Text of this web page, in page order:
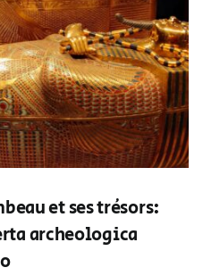
et ses trésors:
archeologica